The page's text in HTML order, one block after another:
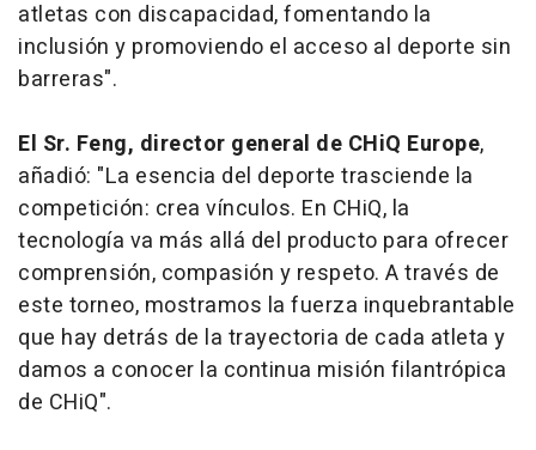
atletas con discapacidad, fomentando la
inclusión y promoviendo el acceso al deporte sin
barreras".
El Sr. Feng, director general de CHiQ Europe,
añadió: "La esencia del deporte trasciende la
competición: crea vínculos. En CHiQ, la
tecnología va más allá del producto para ofrecer
comprensión, compasión y respeto. A través de
este torneo, mostramos la fuerza inquebrantable
que hay detrás de la trayectoria de cada atleta y
damos a conocer la continua misión filantrópica
de CHiQ".